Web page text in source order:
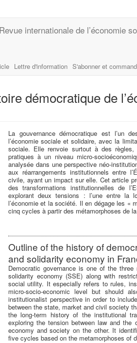
Revue internationale de l’économie
Lettre d'information S'abonner et
démocratique de
La gouvernance démocratique est l’un
l’économie sociale et solidaire, avec la
sociale. Elle renvoie surtout à des
pratiques à un niveau micro-
analysée dans une perspective néo-
aux réarrangements institutionnels entre
civile, ayant un impact sur elle. Cet article
des transformations institutionnelles de
explorant deux tensions : l’une entre la
l’économie et la société. Il en dégage les «
cinq cycles à partir des métamorphoses de
Outline of the history of
and solidarity economy in
Democratic governance is one of the
solidarity economy (SSE) along with
social utility. It especially refers to rules,
micro-socio-economic level but should
institutionalist perspective in order to
between the state, market and civil society
the long-term history of the institutional
exploring the tension between law and the
economy and society on the other. It
five cycles based on the metamorphoses of